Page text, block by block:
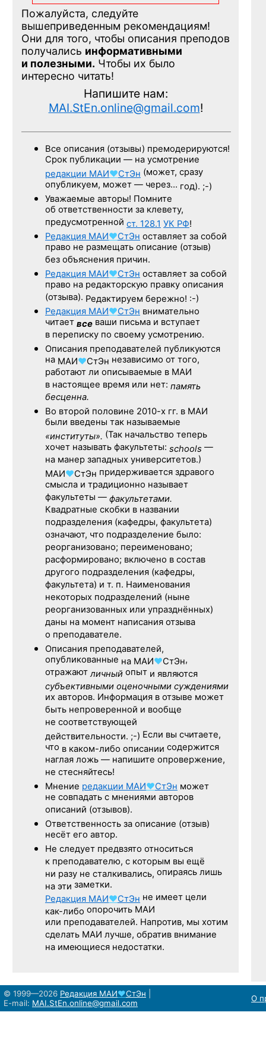
Пожалуйста, следуйте
вышеприведенным рекомендациям!
Они для того, чтобы описания преподов
получались информативными
и полезными. Чтобы их было
интересно читать!
Напишите нам:
MAI.StEn.online@gmail.com!
Все описания (отзывы) премодерируются!
Срок публикации — на усмотрение
редакции МАИ♥СтЭн (может, сразу
опубликуем, может — через… год). ;-)
Уважаемые авторы! Помните
об ответственности за клевету,
предусмотренной ст. 128.1 УК РФ!
Редакция МАИ♥СтЭн оставляет за собой
право не размещать описание (отзыв)
без объяснения причин.
Редакция МАИ♥СтЭн оставляет за собой
право на редакторскую правку описания
(отзыва). Редактируем бережно! :-)
Редакция МАИ♥СтЭн внимательно
читает все ваши письма и вступает
в переписку по своему усмотрению.
Описания преподавателей публикуются
на МАИ♥СтЭн независимо от того,
работают ли описываемые в МАИ
в настоящее время или нет: память
бесценна.
Во второй половине 2010-х гг. в МАИ
были введены так называемые
«институты». (Так начальство теперь
хочет называть факультеты: schools —
на манер западных университетов.)
МАИ♥СтЭн придерживается здравого
смысла и традиционно называет
факультеты — факультетами.
Квадратные скобки в названии
подразделения (кафедры, факультета)
означают, что подразделение было:
реорганизовано; переименовано;
расформировано; включено в состав
другого подразделения (кафедры,
факультета) и т. п. Наименования
некоторых подразделений (ныне
реорганизованных или упразднённых)
даны на момент написания отзыва
о преподавателе.
Описания преподавателей,
опубликованные на МАИ♥СтЭн,
отражаютличный опыт и являются
субъективными оценочными суждениями
их авторов. Информация в отзыве может
быть непроверенной и вообще
не соответствующей
действительности. ;-) Если вы считаете,
что в каком-либо описании содержится
наглая ложь — напишите опровержение,
не стесняйтесь!
Мнение редакции МАИ♥СтЭн может
не совпадать с мнениями авторов
описаний (отзывов).
Ответственность за описание (отзыв)
несёт его автор.
Не следует предвзято относиться
к преподавателю, с которым вы ещё
ни разу не сталкивались, опираясь лишь
на эти заметки.
Редакция МАИ♥СтЭн не имеет цели
как-либо опорочить МАИ
или преподавателей. Напротив, мы хотим
сделать МАИ лучше, обратив внимание
на имеющиеся недостатки.
© 1999—2026 Редакция МАИ♥СтЭн
E-mail: MAI.StEn.online@gmail.com О